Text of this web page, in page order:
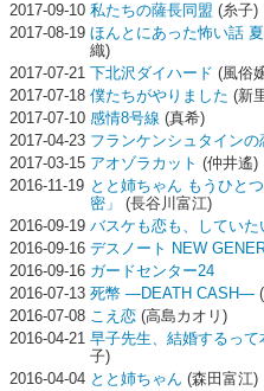
2017-09-10 私たちの薩長同盟 (糸子)
2017-08-19 ほんとにあった怖い話
織)
2017-07-21 下北沢ダイハード (風俗
2017-07-18 僕たちがやりました (新
2017-07-10 感情8号線 (真希)
2017-04-23 フランケンシュタインの
2017-03-15 アオゾラカット (仲井遙)
2016-11-19 とと姉ちゃん もうひと
密」
(長谷川富江)
2016-09-19 バスケも恋も、していた
2016-09-16 デスノート NEW
2016-09-16 ガードセンター24
2016-07-13 死幣 ―DEATH CASH―
2016-07-08 こえ恋 (高島カオリ)
2016-04-21 早子先生、結婚するって
子)
2016-04-04 とと姉ちゃん (森田富江)